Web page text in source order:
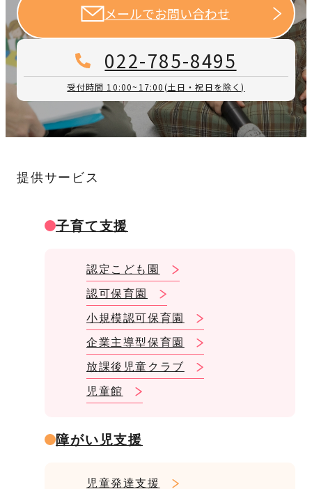
メールでお問い合わせ
022-785-8495
受付時間 10:00~17:00(土日・祝日を除く)
提供サービス
子育て支援
認定こども園
認可保育園
小規模認可保育園
企業主導型保育園
放課後児童クラブ
児童館
障がい児支援
児童発達支援